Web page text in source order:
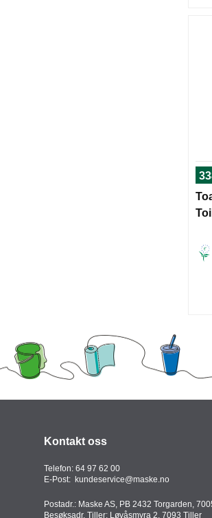
Kontakt oss
Telefon: 64 97 62 00
E-Post: kundeservice@maske.no
Postadr.: Maske AS, PB 2432 Torgarden,
Besøksadr. Tiller: Løvåsmyra 2, 7093 Tiller